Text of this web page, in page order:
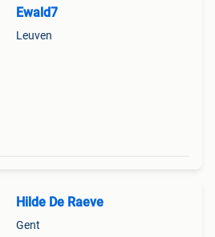
Ewald7
Leuven
Hilde De Raeve
Gent